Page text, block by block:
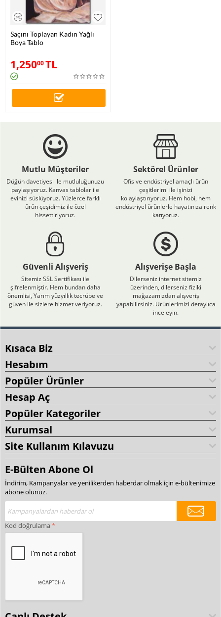
Saçını Toplayan Kadın Yağlı
Boya Tablo
1,25000TL
Mutlu Müşteriler
Düğün davetiyesi ile mutluluğunuzu
paylaşıyoruz. Kanvas tablolar ile
evinizi süslüyoruz. Yüzlerce farklı
ürün çeşidimiz ile özel
hissettiriyoruz.
Sektörel Ürünler
Ofis ve endüstriyel amaçlı ürün
çeşitlerimi ile işinizi
kolaylaştırıyoruz. Hem hobi, hem
endüstriyel ürünlerle hayatınıza renk
katıyoruz.
Güvenli Alışveriş
Sitemiz SSL Sertifikası ile
şifrelenmiştir. Hem bundan daha
önemlisi, Yarım yüzyıllık tecrübe ve
güven ile sizlere hizmet veriyoruz.
Alışverişe Başla
Dilerseniz internet sitemiz
üzerinden, dilerseniz fiziki
mağazamızdan alışveriş
yapabilirsiniz. Ürünlerimizi detaylıca
inceleyin.
Kısaca Biz
Hesabım
Popüler Ürünler
Hesap Aç
Popüler Kategoriler
Kurumsal
Site Kullanım Kılavuzu
E-Bülten Abone Ol
İndirim, Kampanyalar ve yenilikerden haberdar olmak için e-bültenimize
abone olunuz.
Kod doğrulama